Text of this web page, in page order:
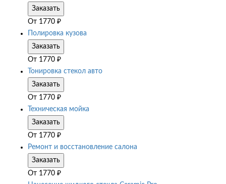
Заказать
От 1770 ₽
Полировка кузова
Заказать
От 1770 ₽
Тонировка стекол авто
Заказать
От 1770 ₽
Техническая мойка
Заказать
От 1770 ₽
Ремонт и восстановление салона
Заказать
От 1770 ₽